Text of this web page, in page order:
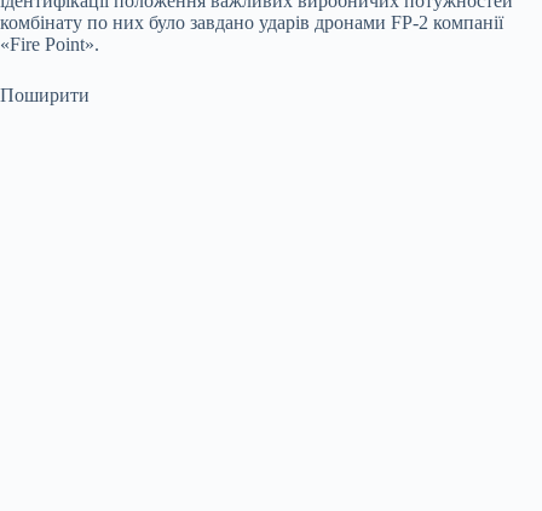
комбінату по них було завдано ударів дронами FP-2 компанії
«Fire Point».
Поширити